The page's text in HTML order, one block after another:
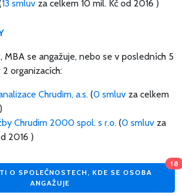
13 smluv za celkem 10 mil. Kč od 2016 )
MBA se angažuje, nebo se v posledních 5
organizacích:
Chrudim, a.s. (0 smluv za celkem
Chrudim 2000 spol. s r.o. (0 smluv za
2016 )
O SPOLEČNOSTECH, KDE SE OSOBA
ANGAŽUJE
18